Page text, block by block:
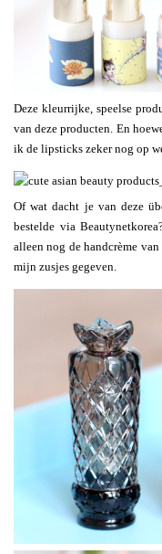
Deze kleurrijke, speelse
van deze producten. En
ik de lipsticks zeker nog op
Of wat dacht je van deze
bestelde via
alleen nog de handcrème
mijn zusjes gegeven.